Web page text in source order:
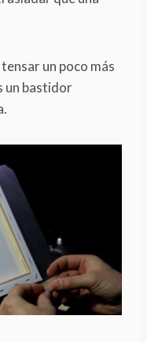
un poco más
un bastidor